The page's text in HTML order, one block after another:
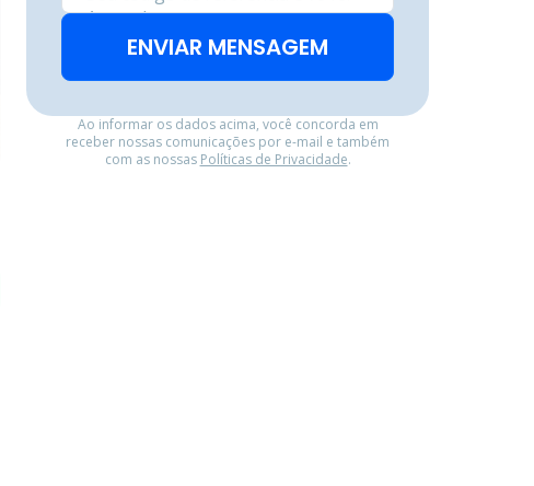
ENVIAR MENSAGEM
Ao informar os dados acima, você concorda em
receber nossas comunicações por e-mail e também
com as nossas Políticas de Privacidade.